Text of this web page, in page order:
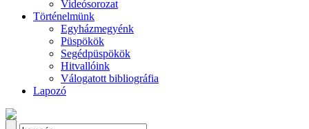
Videósorozat
Történelmünk
Egyházmegyénk
Püspökök
Segédpüspökök
Hitvallóink
Válogatott bibliográfia
Lapozó